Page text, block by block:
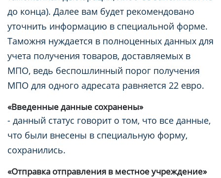
до конца). Далее вам будет рекомендовано
уточнить информацию в специальной форме.
Таможня нуждается в полноценных данных для
учета получения товаров, доставляемых в
МПО, ведь беспошлинный порог получения
МПО для одного адресата равняется 22 евро.
«Введенные данные сохранены»
- данный статус говорит о том, что все данные,
что были внесены в специальную форму,
сохранились.
«Отправка отправления в местное учреждение»